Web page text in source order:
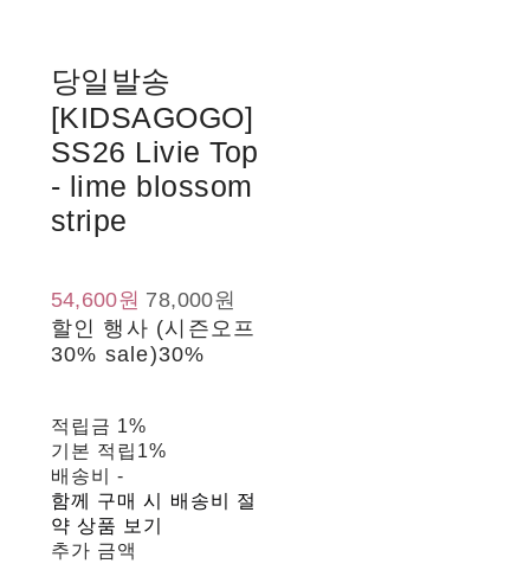
당일발송
[KIDSAGOGO]
SS26 Livie Top
- lime blossom
stripe
54,600원 78,000원
할인 행사 (시즌오프
30% sale)30%
적립금 1%
기본 적립 1%
배송비-
함께 구매 시 배송비 절
약 상품 보기
추가 금액